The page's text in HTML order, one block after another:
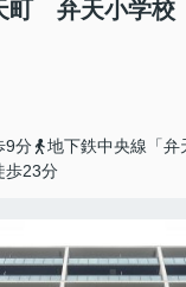
町 弁天小学校
9分
地下鉄中央線「弁
歩23分